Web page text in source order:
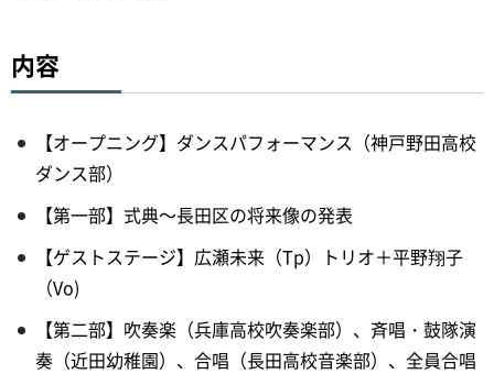
内容
【オープニング】ダンスパフォーマンス（神戸野田高校
ダンス部）
【第一部】式典～長田区の将来像の発表
【ゲストステージ】広瀬未来（Tp）トリオ＋平野翔子
（Vo)
【第二部】吹奏楽（兵庫高校吹奏楽部）、斉唱・鼓隊演
奏（近田幼稚園）、合唱（長田高校音楽部）、全員合唱